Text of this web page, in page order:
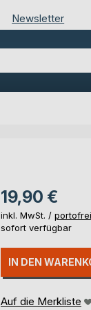
Newsletter
19,90 €
inkl. MwSt. / portofrei
sofort verfügbar
IN DEN
Auf die Merkliste